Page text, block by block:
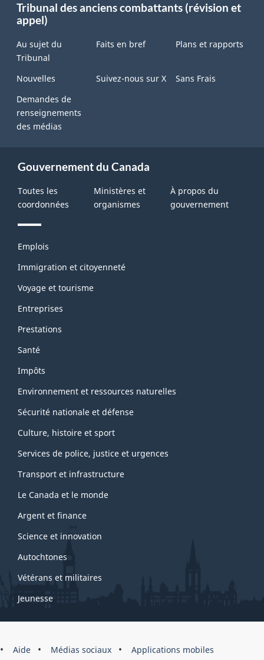
this
site
Tribunal des anciens combattants (révision et
appel)
Au sujet du
Tribunal
Faits en bref Plans et rapports
Nouvelles Suivez-nous sur X
Sans Frais
Demandes de
renseignements
des médias
Gouvernement du Canada
Toutes les
coordonnées
Ministères et
organismes
À propos du
gouvernement
Thèmes
sujets
Emplois
Immigration et citoyenneté
Voyage et tourisme
Entreprises
Prestations
Santé
Impôts
Environnement et ressources naturelles
Sécurité nationale et défense
Culture, histoire et sport
Services de police, justice et urgences
Transport et infrastructure
Le Canada et le monde
Argent et finance
Science et innovation
Autochtones
Vétérans et militaires
Jeunesse
Marque
Aide Médias sociaux Applications mobiles